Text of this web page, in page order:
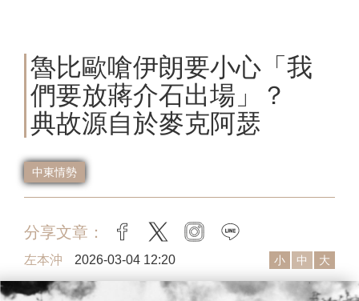
魯比歐嗆伊朗要小心「我
們要放蔣介石出場」？
典故源自於麥克阿瑟
中東情勢
分享文章： facebook
twitter instagram
左本沖 2026-03-04 12:20 小 中 大